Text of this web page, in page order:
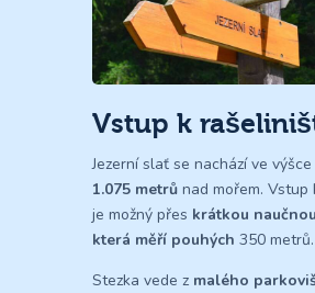
Vstup k
Jezerní slať se nachází ve výšce
1.075 metrů nad mořem. Vstup
je možný přes krátkou
která měří pouhých 350 metrů.
Stezka vede z malého